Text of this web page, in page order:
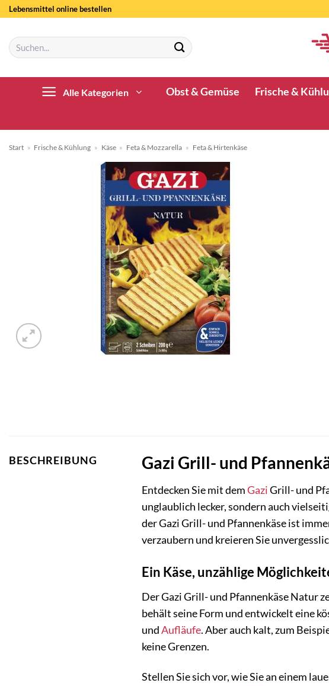
Zum
springen
Lebensmittel online bestellen
Suchen
nach:
Alle Kategorien Obst & Gemüse Frische &
Start » Frische & Kühlung » Käse » Feta & Mozzarella » Feta & Hirtenkäse
BESCHREIBUNG Gazi Grill- und
Entdecken Sie mit demGaziGrill- und
unglaublich lecker, sondern auch
der Gazi Grill- und Pfannenkäse ist
verzaubern und kreieren Sie
Ein Käse, unzählige
Der Gazi Grill- und Pfannenkäse Natur
behält seine Form und entwickelt eine
undAufläufe. Aber auch kalt, zum
keine Grenzen.
Stellen Sie sich vor, wie Sie an einem